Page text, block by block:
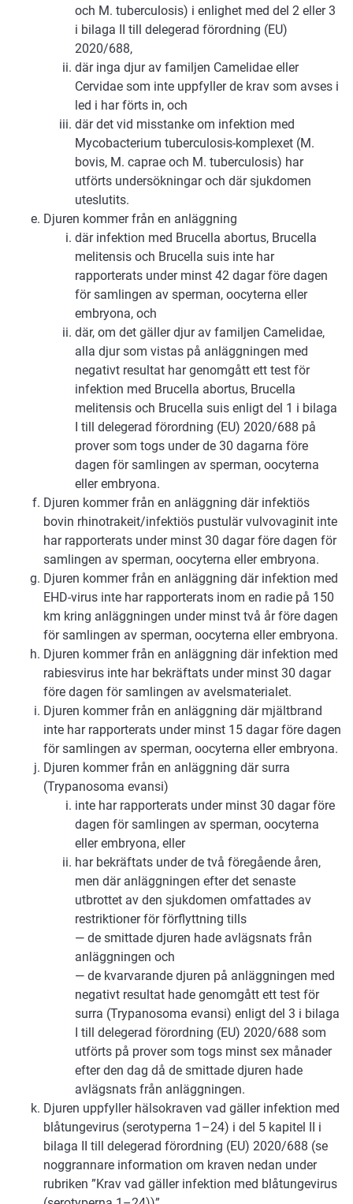
och M. tuberculosis) i enlighet med del 2 eller 3
i bilaga II till delegerad förordning (EU)
2020/688,
där inga djur av familjen Camelidae eller
Cervidae som inte uppfyller de krav som avses i
led i har förts in, och
där det vid misstanke om infektion med
Mycobacterium tuberculosis-komplexet (M.
bovis, M. caprae och M. tuberculosis) har
utförts undersökningar och där sjukdomen
uteslutits.
Djuren kommer från en anläggning
där infektion med Brucella abortus, Brucella
melitensis och Brucella suis inte har
rapporterats under minst 42 dagar före dagen
för samlingen av sperman, oocyterna eller
embryona, och
där, om det gäller djur av familjen Camelidae,
alla djur som vistas på anläggningen med
negativt resultat har genomgått ett test för
infektion med Brucella abortus, Brucella
melitensis och Brucella suis enligt del 1 i bilaga
I till delegerad förordning (EU) 2020/688 på
prover som togs under de 30 dagarna före
dagen för samlingen av sperman, oocyterna
eller embryona.
Djuren kommer från en anläggning där infektiös
bovin rhinotrakeit/infektiös pustulär vulvovaginit inte
har rapporterats under minst 30 dagar före dagen för
samlingen av sperman, oocyterna eller embryona.
Djuren kommer från en anläggning där infektion med
EHD-virus inte har rapporterats inom en radie på 150
km kring anläggningen under minst två år före dagen
för samlingen av sperman, oocyterna eller embryona.
Djuren kommer från en anläggning där infektion med
rabiesvirus inte har bekräftats under minst 30 dagar
före dagen för samlingen av avelsmaterialet.
Djuren kommer från en anläggning där mjältbrand
inte har rapporterats under minst 15 dagar före dagen
för samlingen av sperman, oocyterna eller embryona.
Djuren kommer från en anläggning där surra
(Trypanosoma evansi)
inte har rapporterats under minst 30 dagar före
dagen för samlingen av sperman, oocyterna
eller embryona, eller
har bekräftats under de två föregående åren,
men där anläggningen efter det senaste
utbrottet av den sjukdomen omfattades av
restriktioner för förflyttning tills
— de smittade djuren hade avlägsnats från
anläggningen och
— de kvarvarande djuren på anläggningen med
negativt resultat hade genomgått ett test för
surra (Trypanosoma evansi) enligt del 3 i bilaga
I till delegerad förordning (EU) 2020/688 som
utförts på prover som togs minst sex månader
efter den dag då de smittade djuren hade
avlägsnats från anläggningen.
Djuren uppfyller hälsokraven vad gäller infektion med
blåtungevirus (serotyperna 1–24) i del 5 kapitel II i
bilaga II till delegerad förordning (EU) 2020/688 (se
noggrannare information om kraven nedan under
rubriken ”Krav vad gäller infektion med blåtungevirus